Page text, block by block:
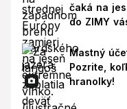
čaká na
do ZIMY
Mastný
Pozrite,
hranolky!